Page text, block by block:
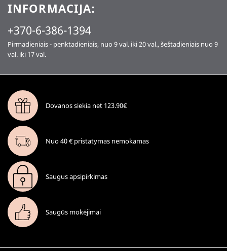
INFORMACIJA:
+370-6-386-1394
Pirmadieniais - penktadieniais, nuo 9 val. iki 20 val., šeštadieniais nuo 9
val. iki 17 val.
Dovanos siekia net 123.90€
Nuo 40 € pristatymas nemokamas
Saugus apsipirkimas
Saugūs mokėjimai